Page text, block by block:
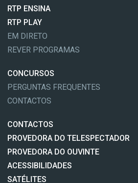
RTP ENSINA
RTP PLAY
EM DIRETO
REVER PROGRAMAS
CONCURSOS
PERGUNTAS FREQUENTES
CONTACTOS
CONTACTOS
PROVEDORA DO TELESPECTADOR
PROVEDORA DO OUVINTE
ACESSIBILIDADES
SATÉLITES